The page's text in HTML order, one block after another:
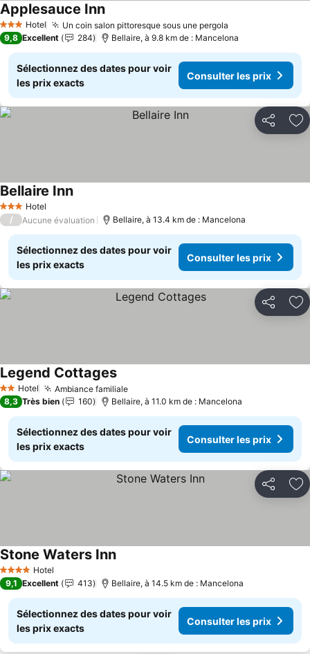
3 ÉtoilesHotel Un coin salon pittoresque sous une pergola
Applesauce InnConsulter les prix
9,8 Excellent 284 Bellaire, à 9.8 km de : Mancelona
Sélectionnez des dates pour voir
les prix exacts
Consulter les prix
Partager
3 ÉtoilesHotel
Bellaire InnConsulter les prix
/ Aucune évaluation Bellaire, à 13.4 km de : Mancelona
Sélectionnez des dates pour voir
les prix exacts
Consulter les prix
Partager
2 Étoiles
Hotel Ambiance familialeConsulter les prix
Legend CottagesConsulter les prix
8,3 Très bien 160 Bellaire, à 11.0 km de : Mancelona
Sélectionnez des dates pour voir
les prix exacts
Consulter les prix
Partager
4 Étoiles Hotel
Stone Waters InnConsulter les prix
9,1 Excellent 413 Bellaire, à 14.5 km de : Mancelona
Sélectionnez des dates pour voir
les prix exacts
Consulter les prix